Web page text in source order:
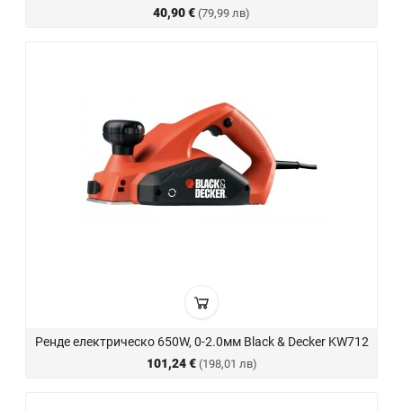
40,90 € (79,99 лв)
Ренде електрическо 650W, 0-2.0мм Black & Decker KW712
101,24 € (198,01 лв)